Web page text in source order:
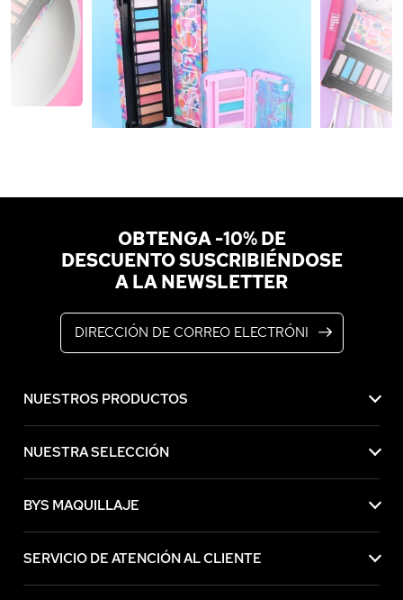
OBTENGA -10% DE
DESCUENTO SUSCRIBIÉNDOSE
A LA NEWSLETTER
NUESTROS PRODUCTOS
NUESTRA SELECCIÓN
BYS MAQUILLAJE
SERVICIO DE ATENCIÓN AL CLIENTE